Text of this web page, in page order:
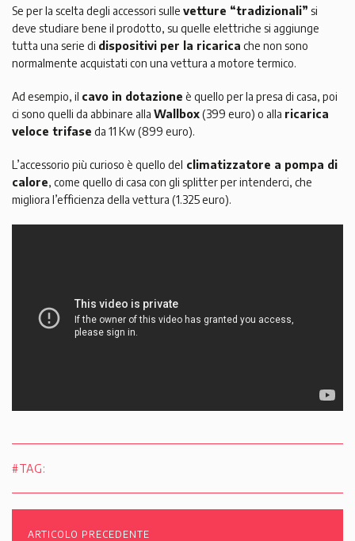
Se per la scelta degli accessori sulle vetture “tradizionali” si
deve studiare bene il prodotto, su quelle elettriche si aggiunge
tutta una serie di dispositivi per la ricarica che non sono
normalmente acquistati con una vettura a motore termico.
Ad esempio, il cavo in dotazione è quello per la presa di casa, poi
ci sono quelli da abbinare alla Wallbox(399 euro) o alla ricarica
veloce trifase da 11 Kw (899 euro).
L’accessorio più curioso è quello del climatizzatore a pompa di
calore, come quello di casa con gli splitter per intenderci, che
migliora l’efficienza della vettura (1.325 euro).
#TAG:
ARTICOLO PRECEDENTE